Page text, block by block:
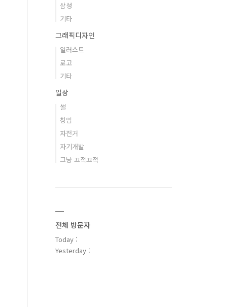
삼성
기타
그래픽디자인
일러스트
로고
기타
일상
썰
창업
자전거
자기개발
그냥 끄적끄적
전체 방문자
Today :
Yesterday :